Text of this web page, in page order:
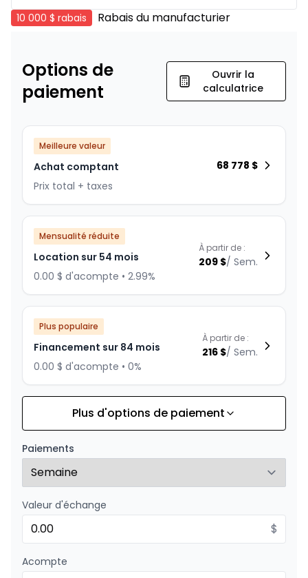
10 000 $ rabais Rabais du manufacturier
Options de
paiement
Ouvrir la
calculatrice
Meilleure valeur
Achat comptant
Prix total + taxes
68 778 $
Mensualité réduite
Location sur 54 mois
0.00 $ d'acompte • 2.99%
À partir de :
209 $/ Sem.
Plus populaire
Financement sur 84 mois
0.00 $ d'acompte • 0%
À partir de :
216 $/ Sem.
Financement sur 96 mois
0.00 $ d'acompte • 3.49%
À partir de :
Financement sur 72 mois
Financement sur 72 mois
0.00 $ d'acompte • 0%
À partir de :
Plus d'options de paiement
Paiements
Valeur d'échange
$
Acompte